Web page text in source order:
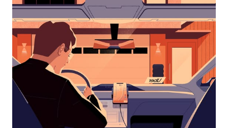
bas
ouvrir
le
calendrier
sélectionner
une
date.
Appuyez
sur
touche